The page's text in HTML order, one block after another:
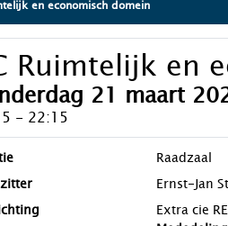
en economisch domein
Ruimtelijk en
21 maart
- 22:15
Raadzaal
Ernst-Jan
Extra cie